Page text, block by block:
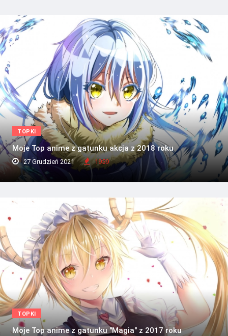
TOPKI
Moje Top anime z gatunku akcja z 2018 roku
27 Grudzień 2021 1959
TOPKI
Moje Top anime z gatunku "Magia" z 2017 roku